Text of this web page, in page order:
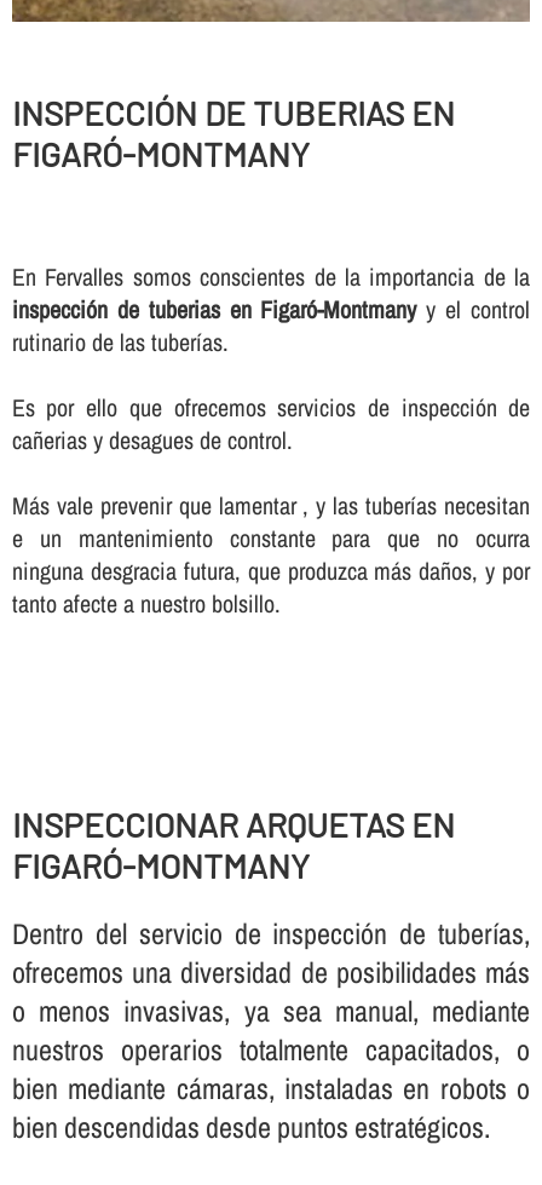
INSPECCIÓN DE TUBERIAS EN
FIGARÓ-MONTMANY
En Fervalles somos conscientes de la importancia de la
inspección de tuberias en Figaró-Montmanyy el control
rutinario de las tuberí­as.
Es por ello que ofrecemos servicios de inspección de
cañerias y desagues de control.
Más vale prevenir que lamentar , y las tuberí­as necesitan
e un mantenimiento constante para que no ocurra
ninguna desgracia futura, que produzca más daños, y por
tanto afecte a nuestro bolsillo.
INSPECCIONAR ARQUETAS EN
FIGARÓ-MONTMANY
Dentro del servicio de inspección de tuberí­as,
ofrecemos una diversidad de posibilidades más
o menos invasivas, ya sea manual, mediante
nuestros operarios totalmente capacitados, o
bien mediante cámaras, instaladas en robots o
bien descendidas desde puntos estratégicos.